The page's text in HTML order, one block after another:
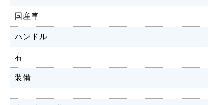
国産車
ハンドル
右
装備